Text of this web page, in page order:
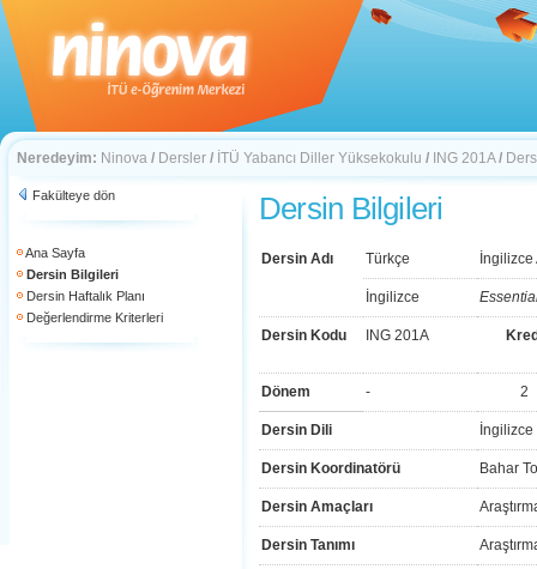
Neredeyim: Ninova / Dersler / İTÜ Yabancı Diller Yüksekokulu / ING 201A /
Fakülteye dön
Ana Sayfa
Dersin Bilgileri
Dersin Haftalık Planı
Değerlendirme Kriterleri
Dersin Bilgileri
Dersin Adı Türkçe İngilizce
İngilizce
Dersin Kodu ING 201A
Dönem - 2
Dersin Dili İngilizce
Dersin Koordinatörü Bahar
Dersin Amaçları
Dersin Tanımı